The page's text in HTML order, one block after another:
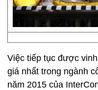
Việc tiếp tục được
giá nhất trong ngành
năm 2015 của